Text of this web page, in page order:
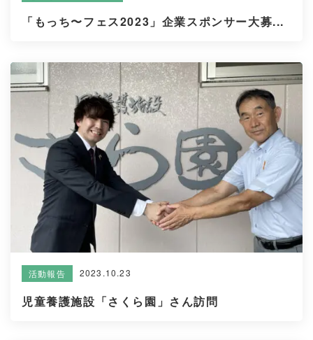
「もっち〜フェス2023」企業スポンサー大募...
活動報告 2023.10.23
児童養護施設「さくら園」さん訪問